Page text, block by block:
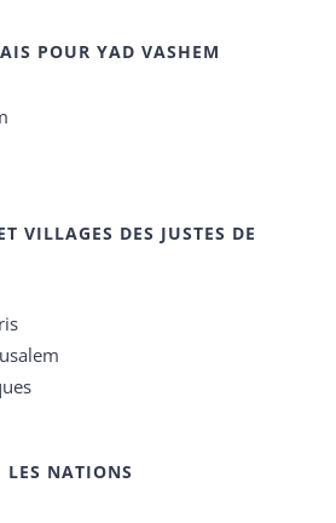
POUR YAD VASHEM
VILLAGES DES JUSTES DE
LES NATIONS